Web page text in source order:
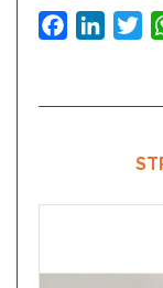
Facebook